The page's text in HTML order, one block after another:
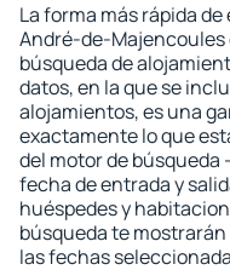
La forma más rápida
André-de-Majencoules
búsqueda de
datos, en la que se
alojamientos, es una
exactamente lo que
del motor de búsqueda
fecha de entrada y
huéspedes y
búsqueda te
las fechas